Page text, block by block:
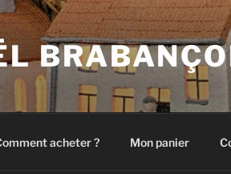
acheter ? Mon panier